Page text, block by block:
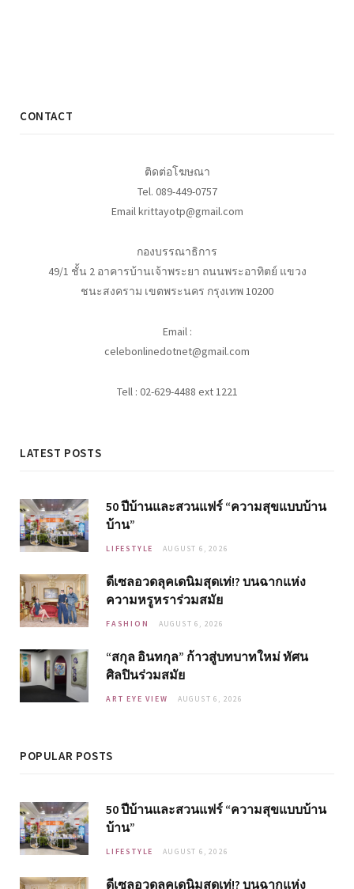
CONTACT
ติดต่อโฆษณา
Tel. 089-449-0757
Email krittayotp@gmail.com
กองบรรณาธิการ
49/1 ชั้น 2 อาคารบ้านเจ้าพระยา ถนนพระอาทิตย์ แขวง
ชนะสงคราม เขตพระนคร กรุงเทพ 10200
Email :
celebonlinedotnet@gmail.com
Tell : 02-629-4488 ext 1221
LATEST POSTS
50 ปีบ้านและสวนแฟร์ “ความสุขแบบบ้าน
บ้าน”
LIFESTYLE AUGUST 6, 2026
ดีเซลอวดลุคเดนิมสุดเท่!? บนฉากแห่ง
ความหรูหราร่วมสมัย
FASHION AUGUST 6, 2026
“สกุล อินทกุล” ก้าวสู่บทบาทใหม่ ทัศน
ศิลปินร่วมสมัย
ART EYE VIEW AUGUST 6, 2026
POPULAR POSTS
50 ปีบ้านและสวนแฟร์ “ความสุขแบบบ้าน
บ้าน”
LIFESTYLE AUGUST 6, 2026
ดีเซลอวดลุคเดนิมสุดเท่!? บนฉากแห่ง